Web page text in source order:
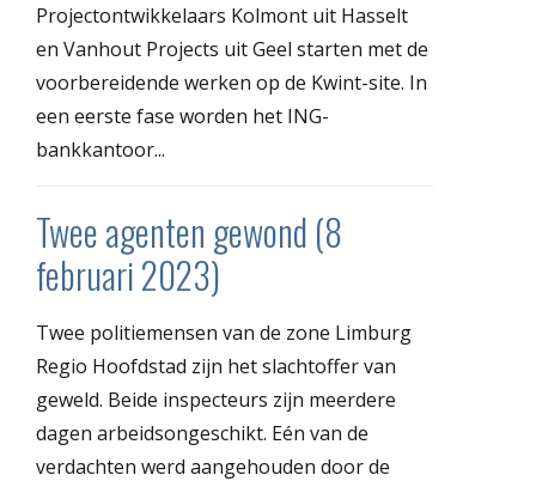
Projectontwikkelaars Kolmont uit Hasselt
en Vanhout Projects uit Geel starten met de
voorbereidende werken op de Kwint-site. In
een eerste fase worden het ING-
bankkantoor...
Twee agenten gewond (8
februari 2023)
Twee politiemensen van de zone Limburg
Regio Hoofdstad zijn het slachtoffer van
geweld. Beide inspecteurs zijn meerdere
dagen arbeidsongeschikt. Eén van de
verdachten werd aangehouden door de